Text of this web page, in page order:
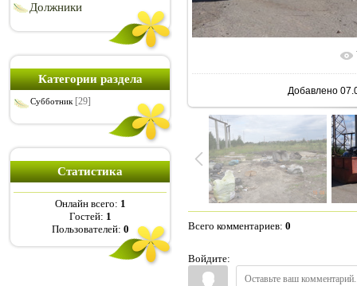
Должники
Категории раздела
Субботник [29]
Статистика
Онлайн всего: 1
Гостей: 1
Пользователей: 0
В
Добавлено
Всего комментариев: 0
Войдите: